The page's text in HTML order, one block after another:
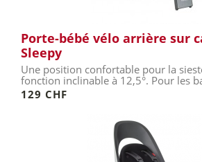
Porte-bébé vélo arrière sur
Sleepy
Une position confortable pour la
fonction inclinable à 12,5°. Pour les
famille.
129 CHF